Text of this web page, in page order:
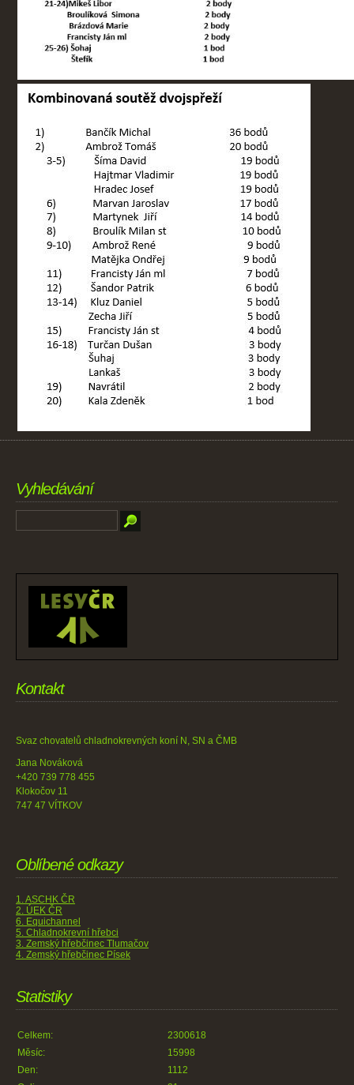
Vyhledávání
Kontakt
Svaz chovatelů chladnokrevných koní N, SN a ČMB
Jana Nováková
+420 739 778 455
Klokočov 11
747 47 VÍTKOV
Oblíbené odkazy
1. ASCHK ČR
2. ÚEK ČR
6. Equichannel
5. Chladnokrevní hřebci
3. Zemský hřebčinec Tlumačov
4. Zemský hřebčinec Písek
Statistiky
Celkem:
2300618
Měsíc:
15998
Den:
1112